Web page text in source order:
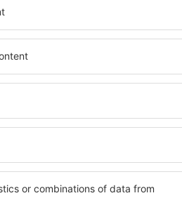
deals
tijd en geld.
op